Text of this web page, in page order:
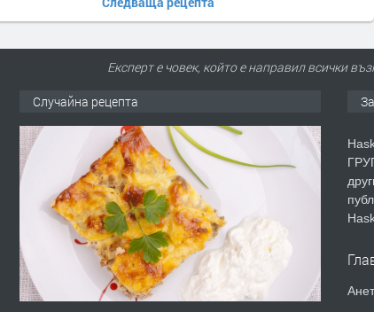
Експерт е човек, който е направил всички
Случайна рецепта